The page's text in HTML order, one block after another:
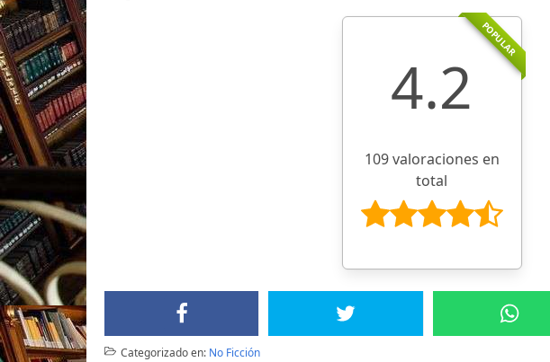
POPULAR
4.2
109 valoraciones en
total
Categorizado en: No Ficción